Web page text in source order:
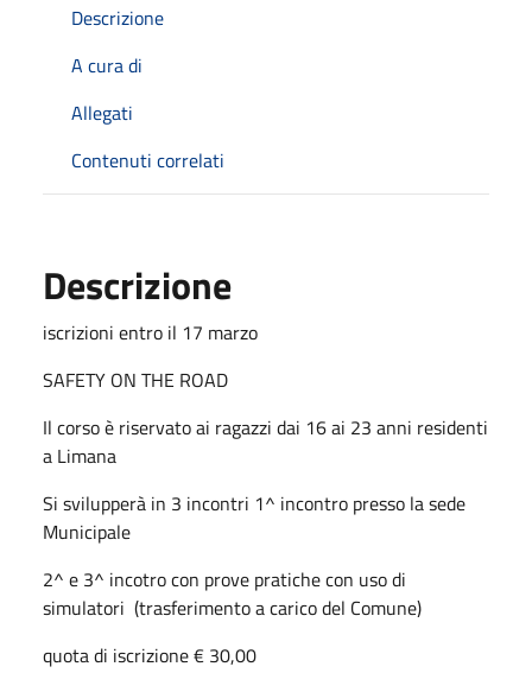
Descrizione
A cura di
Allegati
Contenuti correlati
Descrizione
iscrizioni entro il 17 marzo
SAFETY ON THE ROAD
Il corso è riservato ai ragazzi dai 16 ai 23 anni residenti
a Limana
Si svilupperà in 3 incontri 1^ incontro presso la sede
Municipale
2^ e 3^ incotro con prove pratiche con uso di
simulatori (trasferimento a carico del Comune)
quota di iscrizione € 30,00